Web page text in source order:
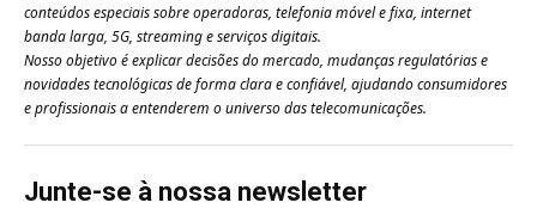
conteúdos especiais sobre operadoras, telefonia móvel e fixa, internet
banda larga, 5G, streaming e serviços digitais.
Nosso objetivo é explicar decisões do mercado, mudanças regulatórias e
novidades tecnológicas de forma clara e confiável, ajudando consumidores
e profissionais a entenderem o universo das telecomunicações.
Junte-se à nossa newsletter